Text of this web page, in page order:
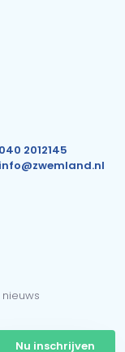
040 2012145
info@zwemland.nl
Nu inschrijven